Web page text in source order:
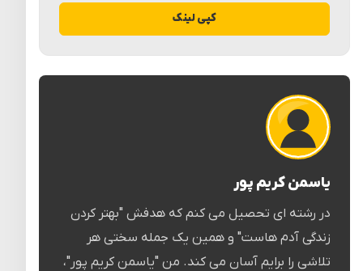
کپی لینک
یاسمن کریم پور
در رشته ای تحصیل می کنم که هدفش "بهتر کردن
زندگی آدم هاست" و همین یک جمله سختی هر
تلاشی را برایم آسان می کند. من "یاسمن کریم پور"،